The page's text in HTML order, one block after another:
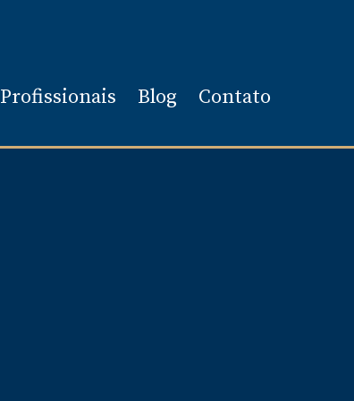
Profissionais Blog Contato